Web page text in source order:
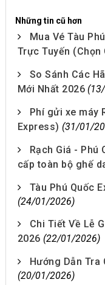
Những tin cũ hơn
Mua Vé Tàu
Trực Tuyến (Chọn
So Sánh Các
Mới Nhất 2026
Phí gửi xe máy
Express) (31/01/
Rạch Giá - Phú
cấp toàn bộ ghế
Tàu Phú Quốc
(24/01/2026)
Chi Tiết Về Lễ
2026 (22/01/2026)
Hướng Dẫn Tra
(20/01/2026)